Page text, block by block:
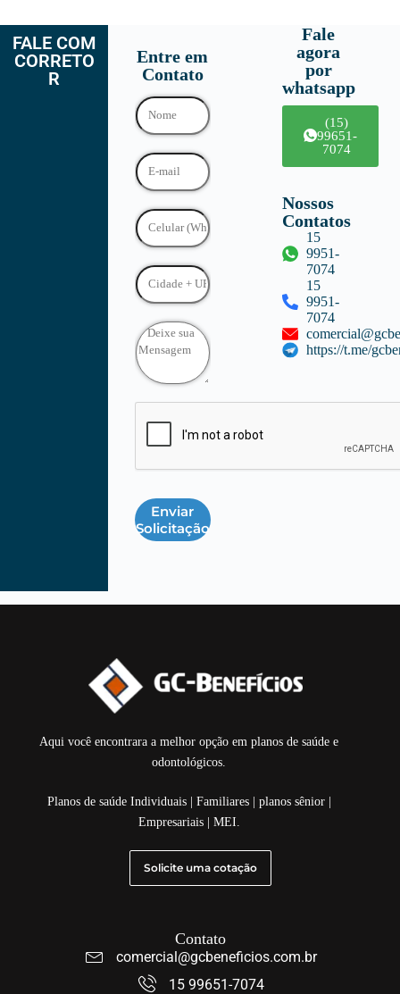
FALE COM
CORRETO
R
Fale
agora
por
whatsapp
(15)
99651-
7074
Nossos
Contatos
15
9951-
7074
15
9951-
7074
https://t.me/
Enviar
Solicitação
Entre em
Contato
Aqui você encontrara a melhor opção em planos de saúde e
odontológicos.
Planos de saúde Individuais | Familiares | planos sênior |
Empresariais | MEI.
Solicite uma cotação
Contato
comercial@gcbeneficios.com.br
15 99651-7074